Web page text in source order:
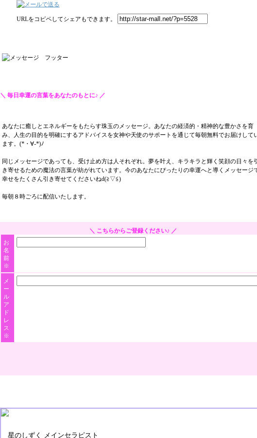
URLをコピペしてシェアもできます。
＼ 毎日幸運の言葉をあなたのもとに♪ ／
あなたに癒しとエネルギーをもたらす珠玉のメッセージ。あなたの経済的・精神的な豊かさを育
み、人生の目的を明確にするアドバイスを女神や天使のサポートを通じて毎朝無料でお届けして
ます。(*・∀-*)ﾉ
同じメッセージであっても、受け止め方は人それぞれ。夢を叶え、キラキラと輝く笑顔の日々を引
き寄せるための魔法の言葉が紡がれています。今のあなたにぴったりの幸運へと導くメッセージ
幸せをたくさん引き寄せてくださいねd(≧▽≦)
毎朝８時ごろに配信いたします。
＼ こちらからご登録ください♪ ／
お
名
前
※
メ
ー
ル
ア
ド
レ
ス
※
星のしずく メインセラピスト